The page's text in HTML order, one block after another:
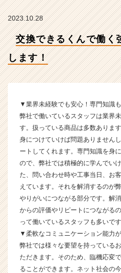
く
イ
ラ
イ
ン】
|
ベ
ン
チ
ャ
ー・
成
企
業
か
ら
ス
カ
2023.10.28
交換できるくんで働く
します！
▼業界未経験でも安心！専門知識も
弊社で働いているスタッフは業界
す。扱っている商品は多数ありま
身につけていけば問題ありません
ートしてくれます。専門知識を身
ので、弊社では積極的に学んでい
た、問い合わせ時や工事当日、お
えています。それを解消するのが
やりがいにつながる部分です。解
からの評価やリピートにつながる
って働いているスタッフも多いです
▼柔軟なコミュニケーション能力が
弊社では様々な要望を持っている
ただきます。そのため、臨機応変
ることができます。ネット社会の